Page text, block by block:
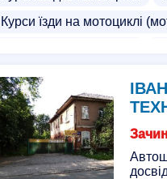
Курси їзди на мотоциклі
Курси водія навантажувача